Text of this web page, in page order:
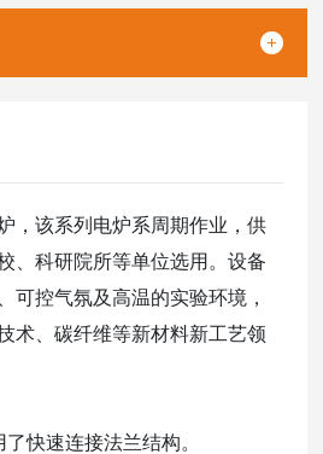
，该系列电炉系周期作业，供
、科研院所等单位选用。设备
可控气氛及高温的实验环境，
术、碳纤维等新材料新工艺领
快速连接法兰结构。